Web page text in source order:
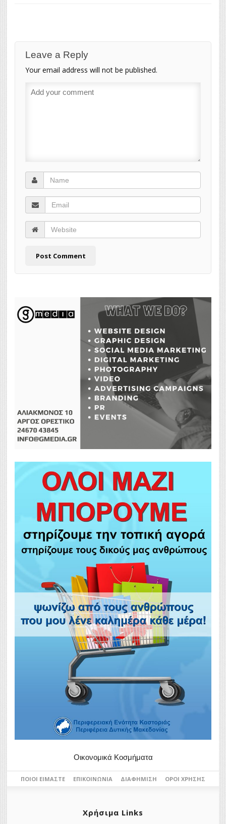
Leave a Reply
Your email address will not be published.
Οικονομικά Κοσμήματα
ΠΟΙΟΙ ΕΊΜΑΣΤΕ ΕΠΙΚΟΙΝΩΝΊΑ ΔΙΑΦΉΜΙΣΗ ΌΡΟΙ ΧΡΉΣΗΣ
Χρήσιμα Links